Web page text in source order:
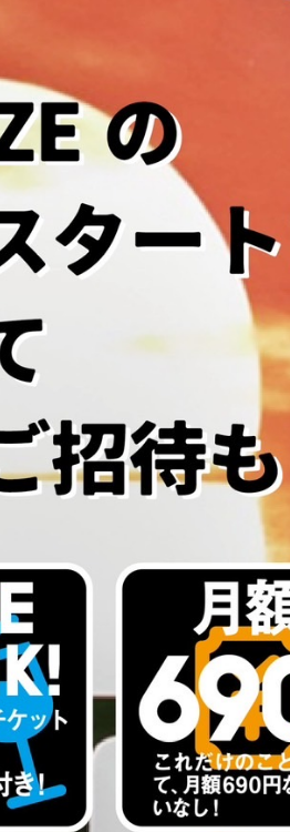
Through】
Monkeys/FOOD：DEN kitchen の給食